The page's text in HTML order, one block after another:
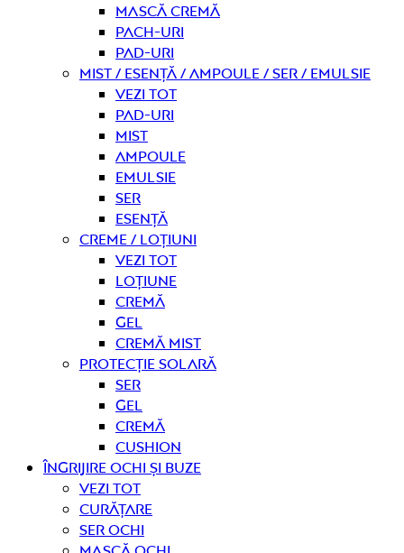
Mască Cremă
Pach-uri
Pad-uri
Mist / Esență / Ampoule / Ser / Emulsie
Vezi tot
Pad-uri
Mist
Ampoule
Emulsie
Ser
Esență
Creme / Loțiuni
Vezi tot
Loțiune
Cremă
Gel
Cremă mist
Protecție solară
Ser
Gel
Cremă
Cushion
Îngrijire OCHI ȘI BUZE
Vezi tot
curățare
Ser ochi